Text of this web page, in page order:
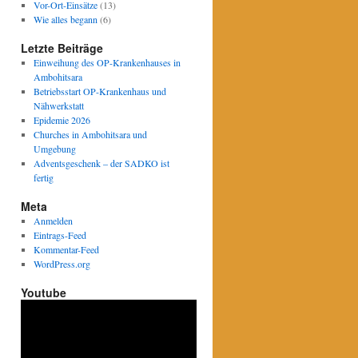
Vor-Ort-Einsätze(13)
Wie alles begann (6)
Letzte Beiträge
Einweihung des OP-Krankenhauses in
Ambohitsara
Betriebsstart OP-Krankenhaus und
Nähwerkstatt
Epidemie 2026
Churches in Ambohitsara und
Umgebung
Adventsgeschenk – der SADKO ist
fertig
Meta
Anmelden
Eintrags-Feed
Kommentar-Feed
WordPress.org
Youtube